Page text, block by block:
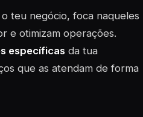
teu negócio, foca naqueles
e otimizam operações.
específicas da tua
que as atendam de forma